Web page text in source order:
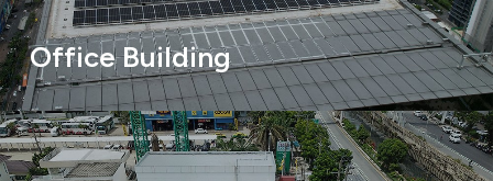
Office Building